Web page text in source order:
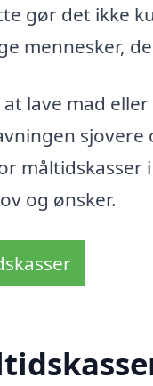
gør det ikke
mennesker,
lave mad
sjovere
måltidskasser
og ønsker.